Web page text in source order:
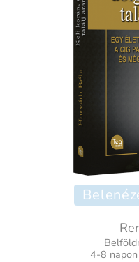
4-8